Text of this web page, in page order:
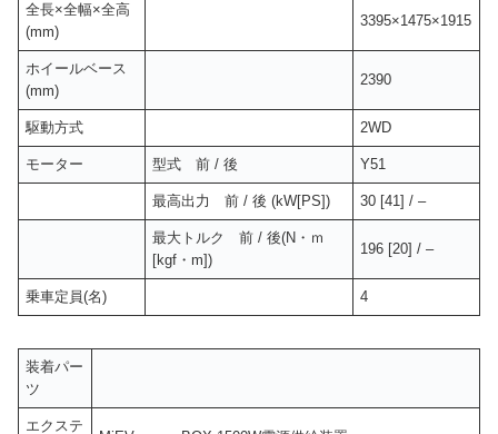
全長×全幅×全高
(mm)
3395×1475×1915
ホイールベース
(mm)
2390
駆動方式 2WD
モーター 型式 前 / 後 Y51
最高出力 前 / 後 (kW[PS]) 30 [41] / –
最大トルク 前 / 後(N・ｍ
[kgf・m])
196 [20] / –
乗車定員(名) 4
装着パー
ツ
エクステ